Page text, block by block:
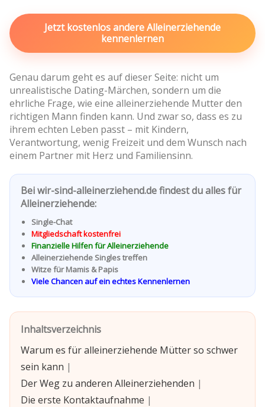
Jetzt kostenlos andere Alleinerziehende
kennenlernen
Genau darum geht es auf dieser Seite: nicht um
unrealistische Dating-Märchen, sondern um die
ehrliche Frage, wie eine alleinerziehende Mutter den
richtigen Mann finden kann. Und zwar so, dass es zu
ihrem echten Leben passt – mit Kindern,
Verantwortung, wenig Freizeit und dem Wunsch nach
einem Partner mit Herz und Familiensinn.
Bei wir-sind-alleinerziehend.de findest du alles für
Alleinerziehende:
Single-Chat
Mitgliedschaft kostenfrei
Finanzielle Hilfen für Alleinerziehende
Alleinerziehende Singles treffen
Witze für Mamis & Papis
Viele Chancen auf ein echtes Kennenlernen
Inhaltsverzeichnis
Warum es für alleinerziehende Mütter so schwer
sein kann |
Der Weg zu anderen Alleinerziehenden |
Die erste Kontaktaufnahme |